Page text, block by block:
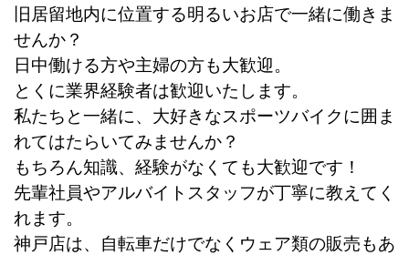
旧居留地内に位置する明るいお店で一緒に働きま
せんか？
日中働ける方や主婦の方も大歓迎。
とくに業界経験者は歓迎いたします。
私たちと一緒に、大好きなスポーツバイクに囲ま
れてはたらいてみませんか？
もちろん知識、経験がなくても大歓迎です！
先輩社員やアルバイトスタッフが丁寧に教えてく
れます。
神戸店は、自転車だけでなくウェア類の販売もあ